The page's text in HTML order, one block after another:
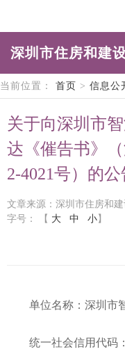
深圳市住房和建
当前位置： 首页 > 信息公
关于向深圳市
达《催告书》
2-4021号）的公
文章来源：深圳市住房和建
字号：
【 大 中 小 】
单位名称：深圳市智
统一社会信用代码：